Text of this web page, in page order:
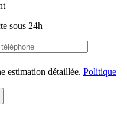
sous 24h
estimation détaillée. Politique